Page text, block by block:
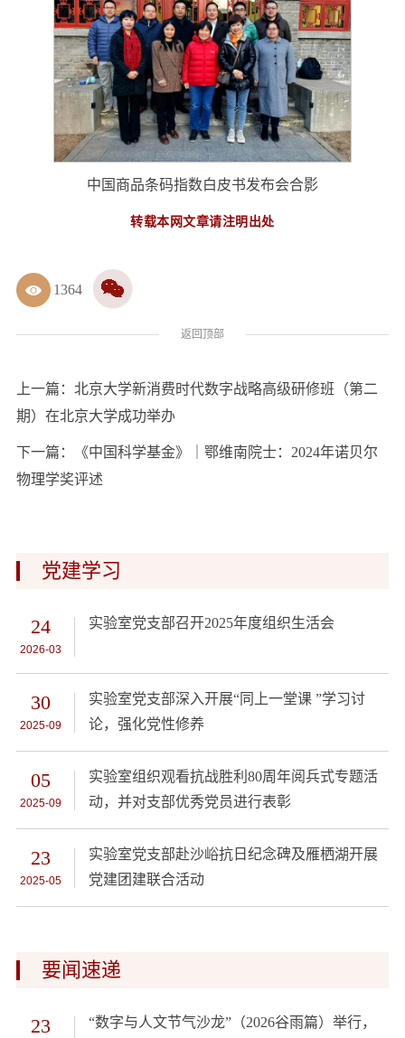
1364
中国商品条码指数白皮书发布会合影
转载本网文章请注明出处
返回顶部
上一篇： 北京大学新消费时代数字战略高级研修班（第二
期）在北京大学成功举办
下一篇：
《中国科学基金》｜鄂维南院士：2024年诺贝尔
物理学奖评述
党建学习
24
2026-03
实验室党支部召开2025年度组织生活会
30
2025-09
实验室党支部深入开展“同上一堂课 ”学习讨
论，强化党性修养
05
2025-09
实验室组织观看抗战胜利80周年阅兵式专题活
动，并对支部优秀党员进行表彰
23
2025-05
实验室党支部赴沙峪抗日纪念碑及雁栖湖开展
党建团建联合活动
要闻速递
23
“数字与人文节气沙龙”（2026谷雨篇）举行，